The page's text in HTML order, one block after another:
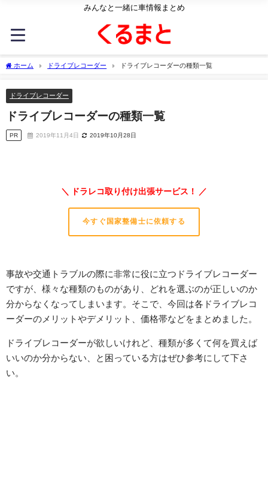
みんなと一緒に車情報まとめ
ホーム ドライブレコーダー ドライブレコーダーの種類一覧
ドライブレコーダー
ドライブレコーダーの種類一覧
PR 2019年11月4日 2019年10月28日
＼ ドラレコ取り付け出張サービス！ ／
今すぐ国家整備士に依頼する
事故や交通トラブルの際に非常に役に立つドライブレコーダー
ですが、様々な種類のものがあり、どれを選ぶのが正しいのか
分からなくなってしまいます。そこで、今回は各ドライブレコ
ーダーのメリットやデメリット、価格帯などをまとめました。
ドライブレコーダーが欲しいけれど、種類が多くて何を買えば
いいのか分からない、と困っている方はぜひ参考にして下さ
い。